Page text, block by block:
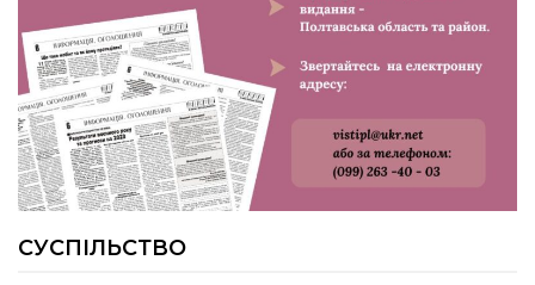
У Розсошенцях встановили
меморіальну дошку на честь
захисника Дениса Дудки
22.07.2026
Волейболістки Щербанівської
громади вибороли «золото»
СУСПІЛЬСТВО